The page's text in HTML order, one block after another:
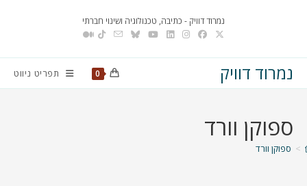
נמרוד דוויק - כתיבה, טכנולוגיה ושינוי חברתי
נמרוד דוויק 0 תפריט ניווט
ספוקן וורד
> ספוקן וורד